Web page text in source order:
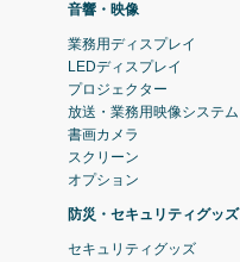
音響・映像
業務用ディスプレイ
LEDディスプレイ
プロジェクター
放送・業務用映像システム
書画カメラ
スクリーン
オプション
防災・セキュリティグッズ
セキュリティグッズ